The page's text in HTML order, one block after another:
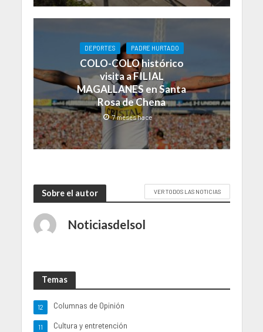
DEPORTES PADRE HURTADO
COLO-COLO histórico
visita a FILIAL
MAGALLANES en Santa
Rosa de Chena
7 meses hace
Sobre el autor VER TODOS LAS NOTICIAS
Noticiasdelsol
Temas
Columnas de Opinión
12
Cultura y entretención
11